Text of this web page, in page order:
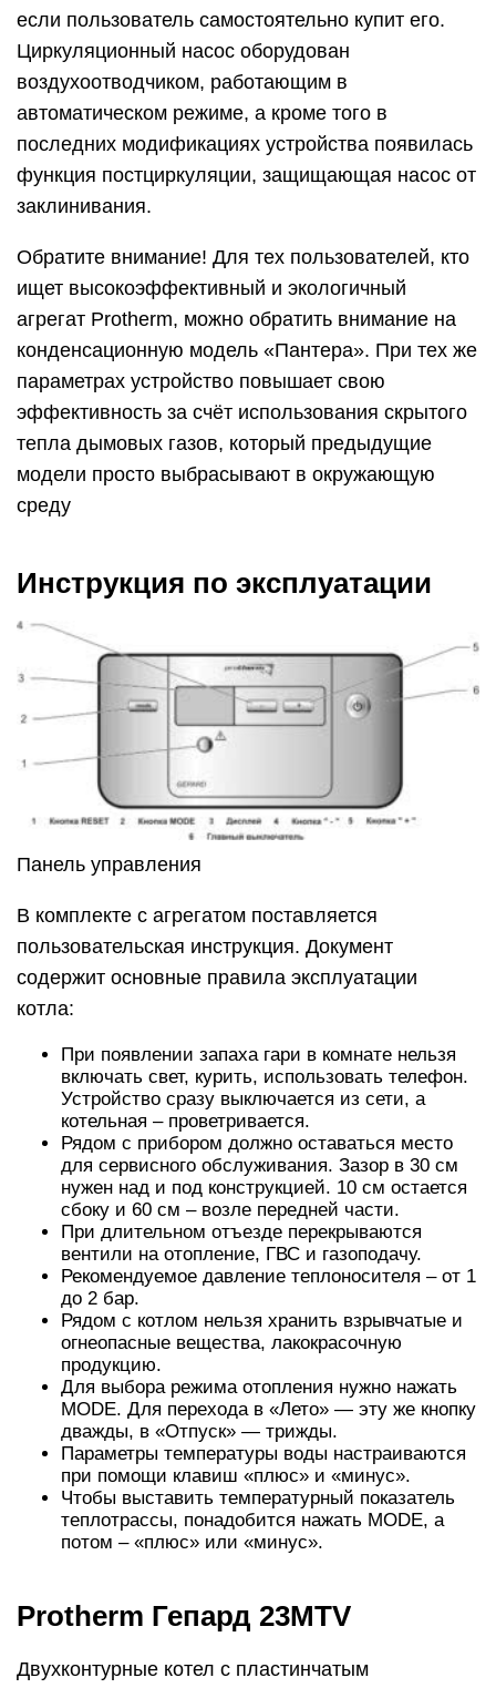
если пользователь самостоятельно купит его.
Циркуляционный насос оборудован
воздухоотводчиком, работающим в
автоматическом режиме, а кроме того в
последних модификациях устройства появилась
функция постциркуляции, защищающая насос от
заклинивания.
Обратите внимание! Для тех пользователей, кто
ищет высокоэффективный и экологичный
агрегат Protherm, можно обратить внимание на
конденсационную модель «Пантера». При тех же
параметрах устройство повышает свою
эффективность за счёт использования скрытого
тепла дымовых газов, который предыдущие
модели просто выбрасывают в окружающую
среду
Инструкция по эксплуатации
Панель управления
В комплекте с агрегатом поставляется
пользовательская инструкция. Документ
содержит основные правила эксплуатации
котла:
При появлении запаха гари в комнате нельзя
включать свет, курить, использовать телефон.
Устройство сразу выключается из сети, а
котельная – проветривается.
Рядом с прибором должно оставаться место
для сервисного обслуживания. Зазор в 30 см
нужен над и под конструкцией. 10 см остается
сбоку и 60 см – возле передней части.
При длительном отъезде перекрываются
вентили на отопление, ГВС и газоподачу.
Рекомендуемое давление теплоносителя – от 1
до 2 бар.
Рядом с котлом нельзя хранить взрывчатые и
огнеопасные вещества, лакокрасочную
продукцию.
Для выбора режима отопления нужно нажать
MODE. Для перехода в «Лето» — эту же кнопку
дважды, в «Отпуск» — трижды.
Параметры температуры воды настраиваются
при помощи клавиш «плюс» и «минус».
Чтобы выставить температурный показатель
теплотрассы, понадобится нажать MODE, а
потом – «плюс» или «минус».
Protherm Гепард 23MTV
Двухконтурные котел с пластинчатым